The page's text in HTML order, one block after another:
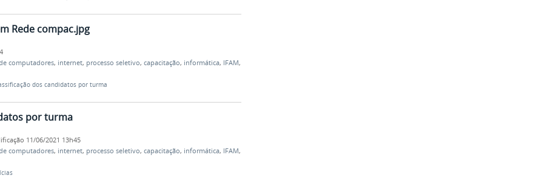
Rede compac.jpg
computadores, internet, processo seletivo, capacitação, informática, IFAM,
dos candidatos por turma
por turma
11/06/2021 13h45
computadores, internet, processo seletivo, capacitação, informática, IFAM,